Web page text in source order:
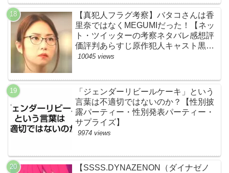
【真犯人フラグ考察】バタコさんは香
里奈ではなくMEGUMIだった！【ネッ
ト・ツイッターの考察ネタバレ感想評
価評判あらすじ原作犯人キャスト黒幕
伏線まとめ】
10045 views
「ジェンダーリビールケーキ」という
言葉は不適切ではないのか？【性別披
露パーティー・性別発表パーティー・
サプライズ】
9974 views
【SSSS.DYNAZENON（ダイナゼノ